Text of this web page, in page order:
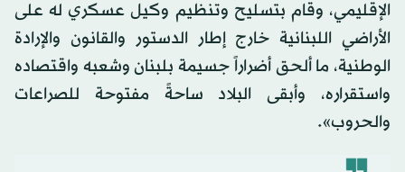
الإقليمي، وقام بتسليح وتنظيم وكيل عسكري له على
الأراضي اللبنانية خارج إطار الدستور والقانون والإرادة
الوطنية، ما ألحق أضراراً جسيمة بلبنان وشعبه واقتصاده
واستقراره، وأبقى البلاد ساحةً مفتوحة للصراعات
والحروب».